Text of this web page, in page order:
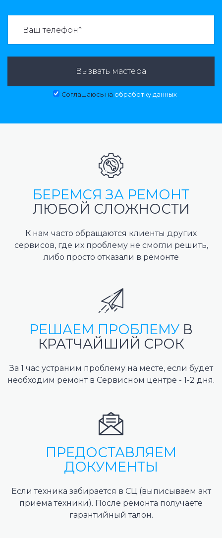
Вызвать мастера
Соглашаюсь на обработку данных
БЕРЕМСЯ ЗА РЕМОНТ
ЛЮБОЙ СЛОЖНОСТИ
К нам часто обращаются клиенты других
сервисов, где их проблему не смогли решить,
либо просто отказали в ремонте
РЕШАЕМ ПРОБЛЕМУ В
КРАТЧАЙШИЙ СРОК
За 1 час устраним проблему на месте, если будет
необходим ремонт в Сервисном центре - 1-2 дня.
ПРЕДОСТАВЛЯЕМ
ДОКУМЕНТЫ
Если техника забирается в СЦ (выписываем акт
приема техники). После ремонта получаете
гарантийный талон.